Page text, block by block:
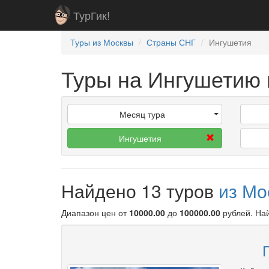
ТурГик!
Туры из Москвы Страны СНГ Ингушетия
Туры на Ингушетию
Месяц тура
Ингушетия
Найдено 13 туров из
Диапазон цен от 10000.00 до 100000.00 рублей.